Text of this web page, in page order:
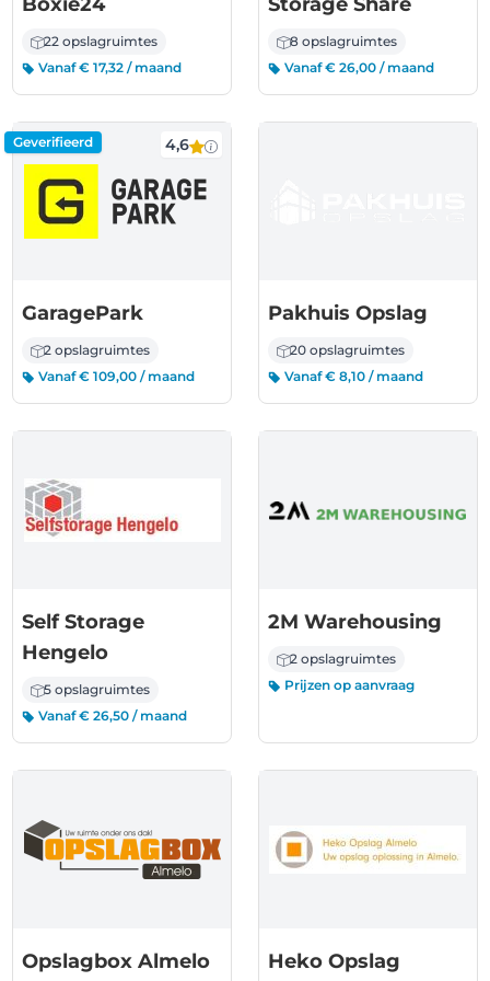
22 opslagruimtes
Vanaf € 17,32 / maand
8 opslagruimtes
Vanaf € 26,00 / maand
Geverifieerd 4,6
GaragePark
2 opslagruimtes
Vanaf € 109,00 / maand
Pakhuis Opslag
20 opslagruimtes
Vanaf € 8,10 / maand
Self Storage
Hengelo
5 opslagruimtes
Vanaf € 26,50 / maand
2M Warehousing
2 opslagruimtes
Prijzen op aanvraag
Opslagbox Almelo
Heko Opslag